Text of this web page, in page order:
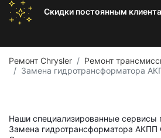
Скидки постоянным
Ремонт Chrysler
Ремонт
Замена гидротрансформатора
Наши специализированные сервисы
Замена гидротрансформатора АКПП